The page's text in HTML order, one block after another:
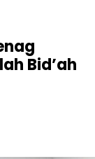
Bid’ah